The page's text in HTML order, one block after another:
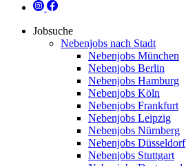
Jobsuche
Nebenjobs nach Stadt
Nebenjobs München
Nebenjobs Berlin
Nebenjobs Hamburg
Nebenjobs Köln
Nebenjobs Frankfurt
Nebenjobs Leipzig
Nebenjobs Nürnberg
Nebenjobs Düsseldorf
Nebenjobs Stuttgart